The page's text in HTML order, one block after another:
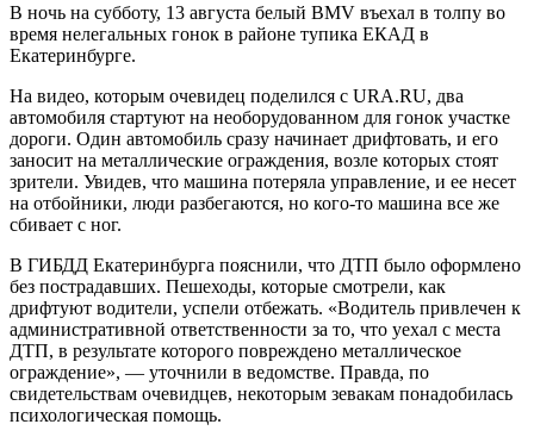
В ночь на субботу, 13 августа белый BMV въехал в толпу во
время нелегальных гонок в районе тупика ЕКАД в
Екатеринбурге.
На видео, которым очевидец поделился с URA.RU, два
автомобиля стартуют на необорудованном для гонок участке
дороги. Один автомобиль сразу начинает дрифтовать, и его
заносит на металлические ограждения, возле которых стоят
зрители. Увидев, что машина потеряла управление, и ее несет
на отбойники, люди разбегаются, но кого-то машина все же
сбивает с ног.
В ГИБДД Екатеринбурга пояснили, что ДТП было оформлено
без пострадавших. Пешеходы, которые смотрели, как
дрифтуют водители, успели отбежать. «Водитель привлечен к
административной ответственности за то, что уехал с места
ДТП, в результате которого повреждено металлическое
ограждение», — уточнили в ведомстве. Правда, по
свидетельствам очевидцев, некоторым зевакам понадобилась
психологическая помощь.